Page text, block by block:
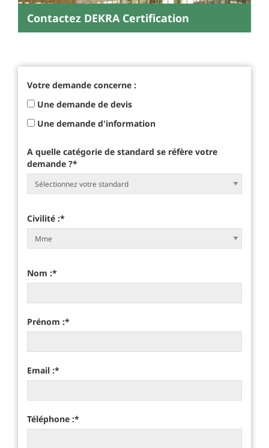
Contactez DEKRA Certification
Votre demande concerne :
Une demande de devis
Une demande d'information
A quelle catégorie de standard se réfère votre
demande ?*
Civilité :*
Nom :*
Prénom :*
Email :*
Téléphone :*